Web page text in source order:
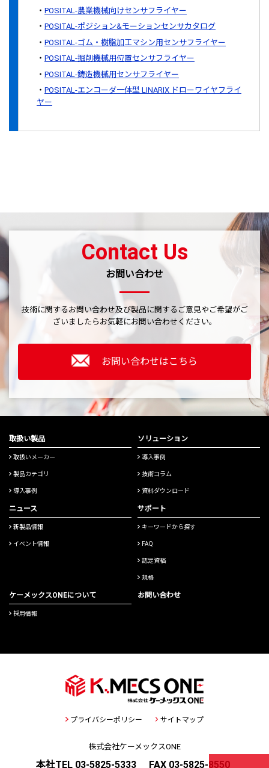
POSITAL-農業機械向けセンサフライヤー
POSITAL-ポジション&モーションセンサカタログ
POSITAL-ゴム・樹脂加工マシン用センサフライヤー
POSITAL-掘削機械用位置センサフライヤー
POSITAL-鋳造機械用センサフライヤー
POSITAL-エンコーダ一体型 LINARIX ドローワイヤフライ
ヤー
Contact Us
お問い合わせ
技術に関するお問い合わせ及び製品に関するご意見やご希望がご
ざいましたら お気軽にお問い合わせください。
お問い合わせはこちら
取扱い製品
取扱いメーカー
製品カテゴリ
導入事例
ソリューション
導入事例
技術コラム
資料ダウンロード
ニュース
新製品情報
イベント情報
サポート
キーワードから探す
FAQ
認定資格
規格
ケーメックスONEについて
採用情報
お問い合わせ
プライバシーポリシー サイトマップ
株式会社ケーメックスONE
本社TEL 03-5825-5333 FAX 03-5825-8550